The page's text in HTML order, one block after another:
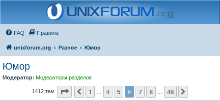
FAQ Правила
unixforum.org Разное Юмор
Юмор
Модератор: Модераторы разделов
1412 тем Страница из 48
Пред.
1 4 5 6 7 8 48